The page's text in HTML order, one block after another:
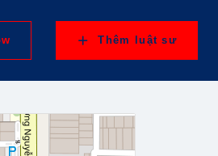
Thêm luật sư